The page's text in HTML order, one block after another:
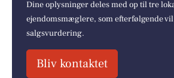
Dine oplysninger deles med op til tre
ejendomsmæglere, som efterfølgende
salgsvurdering.
Bliv kontaktet